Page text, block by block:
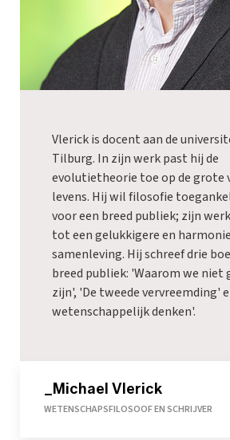
Vlerick is docent aan de
Tilburg. In zijn werk past hij de
evolutietheorie toe op de grote
levens. Hij wil filosofie
voor een breed publiek; zijn
tot een gelukkigere en
samenleving. Hij schreef drie
breed publiek: 'Waarom we niet
zijn', 'De tweede vervreemding'
wetenschappelijk denken'.
_Michael Vlerick
WETENSCHAPSFILOSOOF EN SCHRIJVER